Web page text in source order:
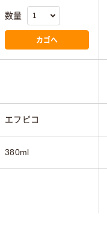
数量
カゴへ
エフピコ
380ml